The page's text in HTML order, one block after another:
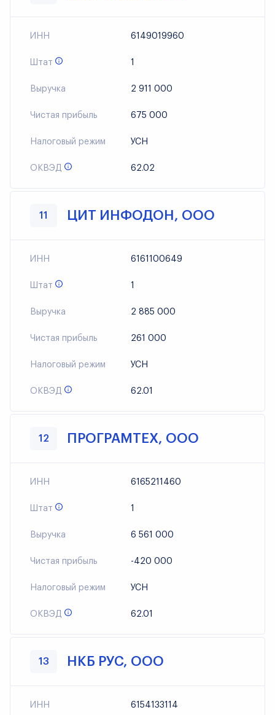
ИНН 6149019960
Штат 1
Выручка 2 911 000
Чистая прибыль 675 000
Налоговый режим УСН
ОКВЭД 62.02
11 ЦИТ ИНФОДОН, ООО
ИНН 6161100649
Штат 1
Выручка 2 885 000
Чистая прибыль 261 000
Налоговый режим УСН
ОКВЭД 62.01
12 ПРОГРАМТЕХ, ООО
ИНН 6165211460
Штат 1
Выручка 6 561 000
Чистая прибыль -420 000
Налоговый режим УСН
ОКВЭД 62.01
13 НКБ РУС, ООО
ИНН 6154133114